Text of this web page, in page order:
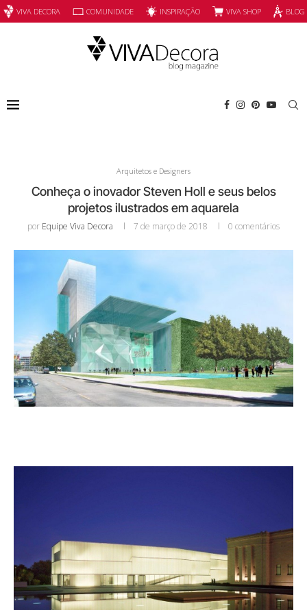
VIVA DECORA COMUNIDADE INSPIRAÇÃO VIVA SHOP
Arquitetos e Designers
Conheça o inovador Steven Holl e seus belos
projetos ilustrados em aquarela
por Equipe Viva Decora 7 de março de 2018 0 comentários